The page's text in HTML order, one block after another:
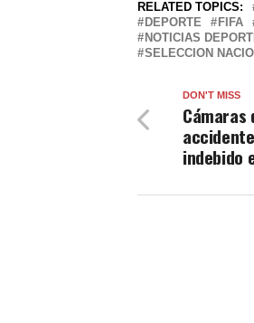
RELATED TOPICS:
DEPORTE
FIFA
NOTICIAS
SELECCION
DON'T MISS
Cámaras
indebido